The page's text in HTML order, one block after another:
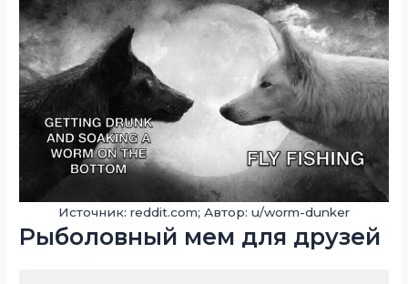
Источник: reddit.com; Автор: u/worm-dunker
Рыболовный мем для друзей